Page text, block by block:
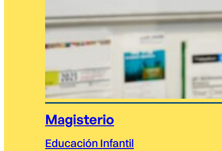
Magisterio
Educación Infantil